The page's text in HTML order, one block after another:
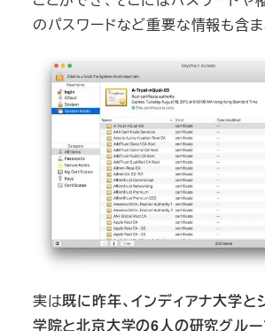
のパスワードなど重要な情報も含ま
実は既に昨年、インディアナ大学と
学院と北京大学の6人の研究グル